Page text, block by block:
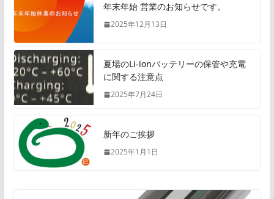
年末年始 営業のお知らせです。
2025年12月13日
夏場のLi-ionバッテリーの保管や充電
に関する注意点
2025年7月24日
新年のご挨拶
2025年1月1日